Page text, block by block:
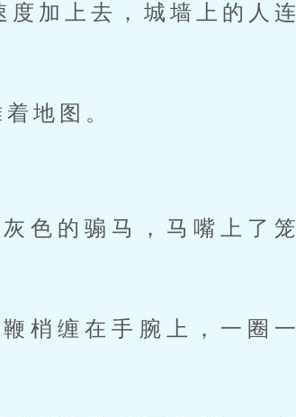
加上去，城墙上的人连
地图。
色的骟马，马嘴上了笼
梢缠在手腕上，一圈一